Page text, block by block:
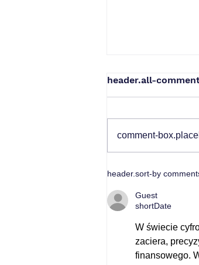
Darowizna od
najbliższej – jak
skorzystać ze
header.all-
comment-
header.sort-by
Guest
shortDate
W świecie
zaciera,
finansowego.